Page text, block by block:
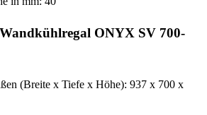
ONYX SV 700-
(Breite x Tiefe x Höhe): 937 x 700 x